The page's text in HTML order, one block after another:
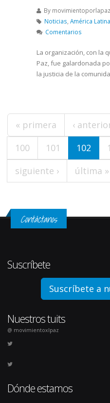
By movimientoporlapaz
Noticias, América Latina
Comentarios
La organización, con la
Paz, fue galardonada
la justicia de la
Páginas
« primera ‹
100
101 102
siguiente ›
última »
Contáctanos
Suscríbete
Suscríbete a
Nuestros tuits
@ movimientoxlpaz
Dónde estamos